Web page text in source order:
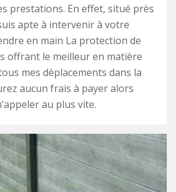
prestations. En effet, situé près
apte à intervenir à votre
en main La protection de
offrant le meilleur en matière
mes déplacements dans la
aucun frais à payer alors
au plus vite.